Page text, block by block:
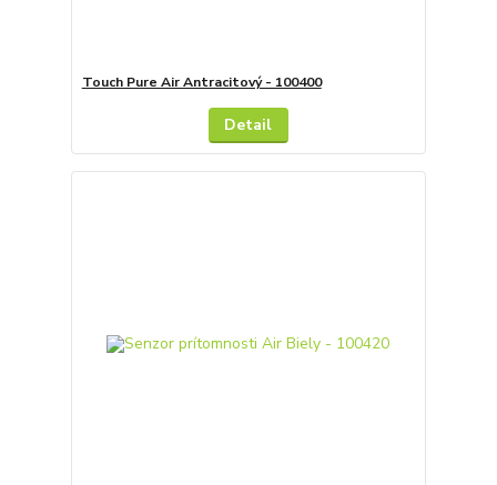
Touch Pure Air Antracitový - 100400
Detail